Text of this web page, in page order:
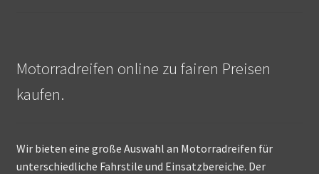
Motorradreifen online zu fairen Preisen
kaufen.
Wir bieten eine große Auswahl an Motorradreifen für
unterschiedliche Fahrstile und Einsatzbereiche. Der